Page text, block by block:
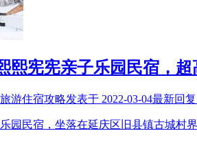
熙宪宪亲子乐园民宿，超
游住宿攻略发表于 2022-03-04最新回复
园民宿，坐落在延庆区旧县镇古城村